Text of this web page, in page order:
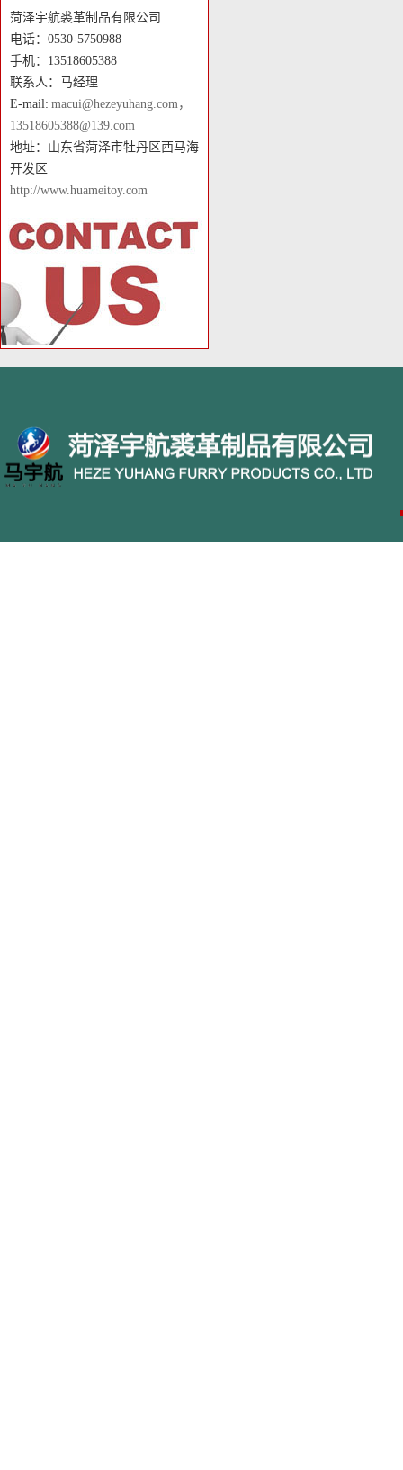
菏泽宇航裘革制品有限公司
电话：0530-5750988
手机：13518605388
联系人：马经理
E-mail: macui@hezeyuhang.com，
13518605388@139.com
地址：山东省菏泽市牡丹区西马海
开发区
http://www.huameitoy.com